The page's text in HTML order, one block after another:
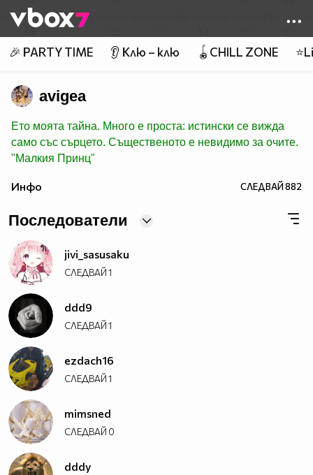
👾
🎉 PARTY TIME 👂 Клю – клю 🪀CHILL ZONE
avigea
Ето моята тайна. Много е проста: истински се вижда
само със сърцето. Същественото е невидимо за очите.
"Малкия Принц"
Инфо СЛЕДВАЙ882
Последователи
jivi_sasusaku
СЛЕДВАЙ1
ddd9
СЛЕДВАЙ1
ezdach16
СЛЕДВАЙ1
mimsned
СЛЕДВАЙ 0
dddy